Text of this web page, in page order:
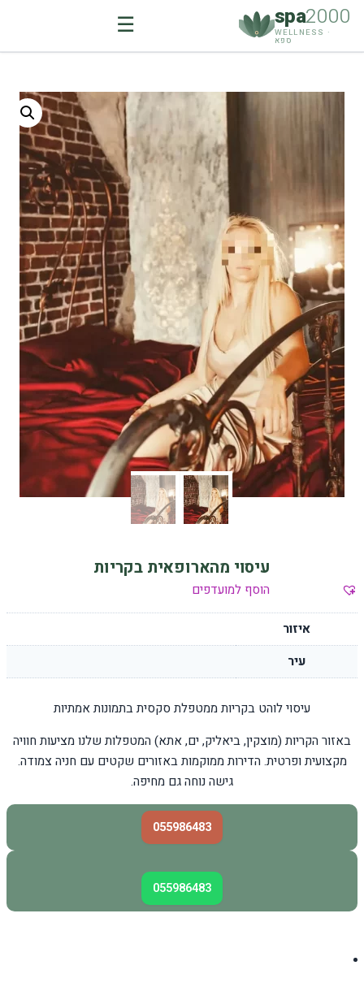
spa2000
WELLNESS ·
ספא ☰
עיסוי מהארופאית בקריות
הוסף למועדפים
איזור
עיר
עיסוי לוהט בקריות ממטפלת סקסית בתמונות אמתיות
באזור הקריות (מוצקין, ביאליק, ים, אתא) המטפלות שלנו מציעות חוויה
מקצועית ופרטית. הדירות ממוקמות באזורים שקטים עם חניה צמודה.
גישה נוחה גם מחיפה.
055986483
055986483